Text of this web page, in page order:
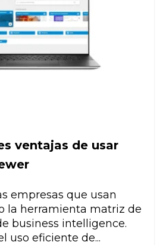
ventajas de usar
empresas que usan
la herramienta matriz de
business intelligence.
uso eficiente de...